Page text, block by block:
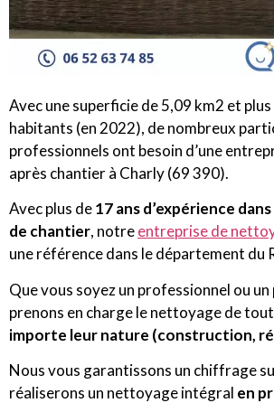
Avec une superficie de 5,09 km2 et
habitants (en 2022), de nombreux
professionnels ont besoin d’une
après chantier à Charly (69 390).
Avec plus de17 ans d’expérience
de chantier, notreentreprise de
une référence dans le département du
Que vous soyez un professionnel ou
prenons en charge le nettoyage de
importe leur nature (construction,
Nous vous garantissons un chiffrage
réaliserons un nettoyage intégral en